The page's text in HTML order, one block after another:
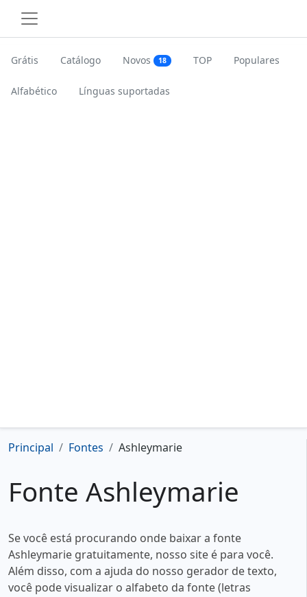
Grátis Catálogo Novos 18 TOP Populares
Alfabético Línguas suportadas
Principal Fontes Ashleymarie
Fonte Ashleymarie
Se você está procurando onde baixar a fonte
Ashleymarie gratuitamente, nosso site é para você.
Além disso, com a ajuda do nosso gerador de texto,
você pode visualizar o alfabeto da fonte (letras